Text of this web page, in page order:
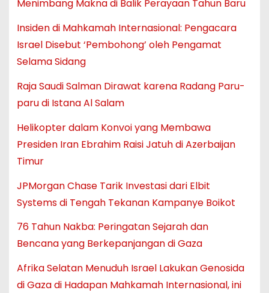
Menimbang Makna di Balik Perayaan Tahun Baru
Insiden di Mahkamah Internasional: Pengacara
Israel Disebut ‘Pembohong’ oleh Pengamat
Selama Sidang
Raja Saudi Salman Dirawat karena Radang Paru-
paru di Istana Al Salam
Helikopter dalam Konvoi yang Membawa
Presiden Iran Ebrahim Raisi Jatuh di Azerbaijan
Timur
JPMorgan Chase Tarik Investasi dari Elbit
Systems di Tengah Tekanan Kampanye Boikot
76 Tahun Nakba: Peringatan Sejarah dan
Bencana yang Berkepanjangan di Gaza
Afrika Selatan Menuduh Israel Lakukan Genosida
di Gaza di Hadapan Mahkamah Internasional, ini